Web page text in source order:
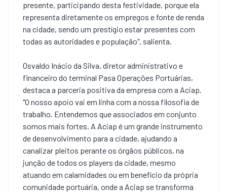
presente, participando desta festividade, porque ela
representa diretamente os empregos e fonte de renda
na cidade, sendo um prestígio estar presentes com
todas as autoridades e população", salienta.
Osvaldo Inácio da Silva, diretor administrativo e
financeiro do terminal Pasa Operações Portuárias,
destaca a parceria positiva da empresa com a Aciap.
"O nosso apoio vai em linha com a nossa filosofia de
trabalho. Entendemos que associados em conjunto
somos mais fortes. A Aciap é um grande instrumento
de desenvolvimento para a cidade, ajudando a
canalizar pleitos perante os órgãos públicos, na
junção de todos os players da cidade, mesmo
atuando em calamidades ou em benefício da própria
comunidade portuária, onde a Aciap se transforma